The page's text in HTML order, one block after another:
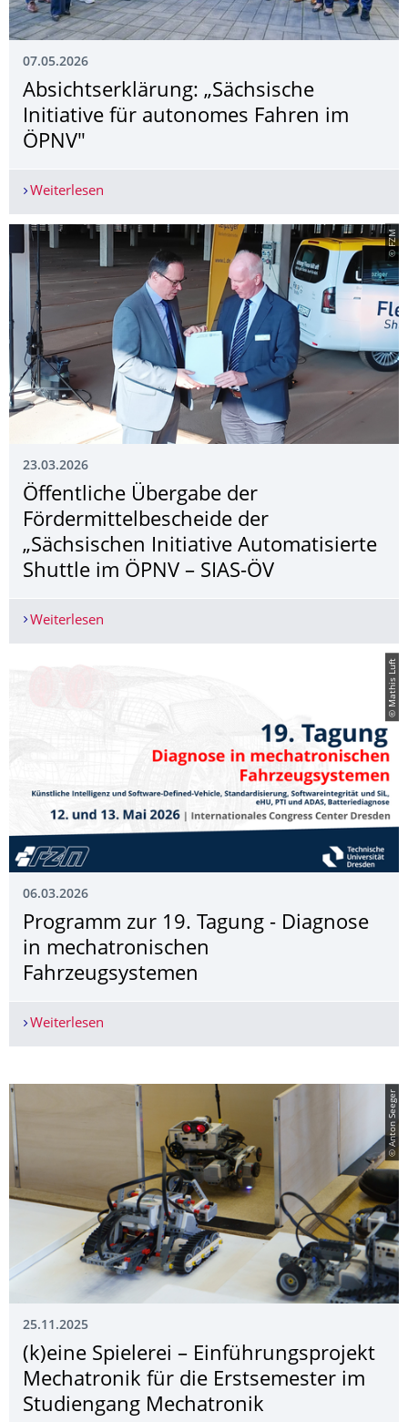
07.05.2026
Absichtserklärung: „Sächsische
Initiative für autonomes Fahren im
ÖPNV"
Weiterlesen
© FZM
23.03.2026
Öffentliche Übergabe der
Fördermittelbe­scheide der
„Sächsischen Initiative Automatisierte
Shuttle im ÖPNV – SIAS-ÖV
Weiterlesen
© Mathis Luft
06.03.2026
Programm zur 19. Tagung - Diagnose
in mechatronischen
Fahrzeugsystemen
Weiterlesen
© Anton Seeger
25.11.2025
(k)eine Spielerei – Einführungsprojekt
Mechatronik für die Erstsemester im
Studiengang Mechatronik